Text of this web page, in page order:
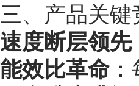
三、产品关键
速度断层领先
能效比革命：